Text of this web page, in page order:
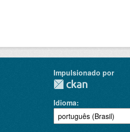
Impulsionado por
Idioma